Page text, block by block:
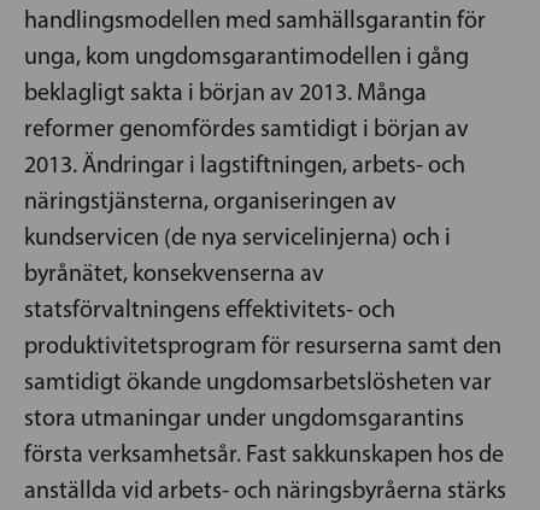
handlingsmodellen med samhällsgarantin för
unga, kom ungdomsgarantimodellen i gång
beklagligt sakta i början av 2013. Många
reformer genomfördes samtidigt i början av
2013. Ändringar i lagstiftningen, arbets- och
näringstjänsterna, organiseringen av
kundservicen (de nya servicelinjerna) och i
byrånätet, konsekvenserna av
statsförvaltningens effektivitets- och
produktivitetsprogram för resurserna samt den
samtidigt ökande ungdomsarbetslösheten var
stora utmaningar under ungdomsgarantins
första verksamhetsår. Fast sakkunskapen hos de
anställda vid arbets- och näringsbyråerna stärks